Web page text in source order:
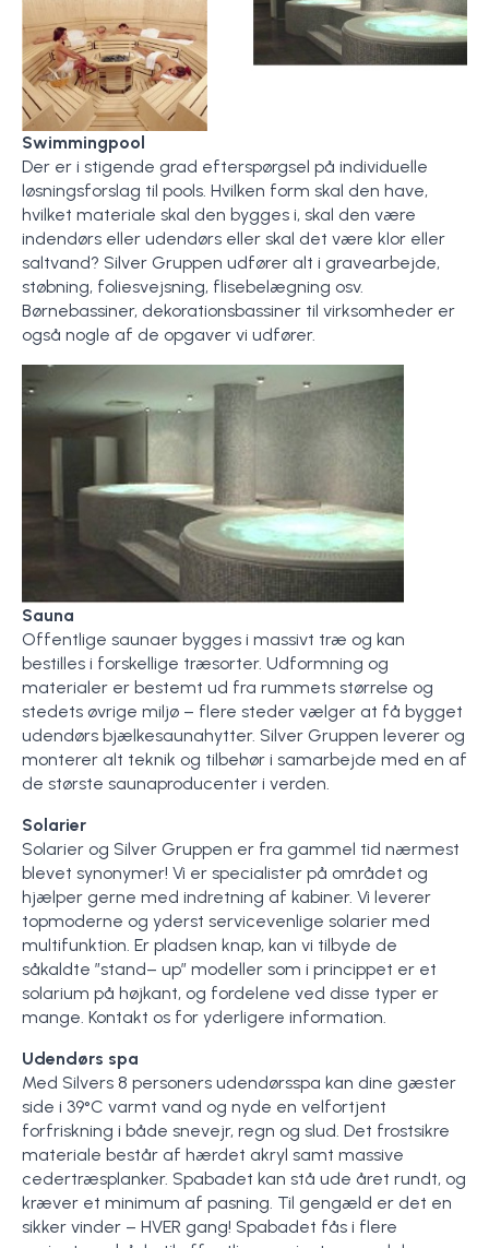
Swimmingpool
Der er i stigende grad efterspørgsel på individuelle
løsningsforslag til pools. Hvilken form skal den have,
hvilket materiale skal den bygges i, skal den være
indendørs eller udendørs eller skal det være klor eller
saltvand? Silver Gruppen udfører alt i gravearbejde,
støbning, foliesvejsning, flisebelægning osv.
Børnebassiner, dekorationsbassiner til virksomheder er
også nogle af de opgaver vi udfører.
Sauna
Offentlige saunaer bygges i massivt træ og kan
bestilles i forskellige træsorter. Udformning og
materialer er bestemt ud fra rummets størrelse og
stedets øvrige miljø – flere steder vælger at få bygget
udendørs bjælkesaunahytter. Silver Gruppen leverer og
monterer alt teknik og tilbehør i samarbejde med en af
de største saunaproducenter i verden.
Solarier
Solarier og Silver Gruppen er fra gammel tid nærmest
blevet synonymer! Vi er specialister på området og
hjælper gerne med indretning af kabiner. Vi leverer
topmoderne og yderst servicevenlige solarier med
multifunktion. Er pladsen knap, kan vi tilbyde de
såkaldte ”stand– up” modeller som i princippet er et
solarium på højkant, og fordelene ved disse typer er
mange. Kontakt os for yderligere information.
Udendørs spa
Med Silvers 8 personers udendørsspa kan dine gæster
side i 39°C varmt vand og nyde en velfortjent
forfriskning i både snevejr, regn og slud. Det frostsikre
materiale består af hærdet akryl samt massive
cedertræsplanker. Spabadet kan stå ude året rundt, og
kræver et minimum af pasning. Til gengæld er det en
sikker vinder – HVER gang! Spabadet fås i flere